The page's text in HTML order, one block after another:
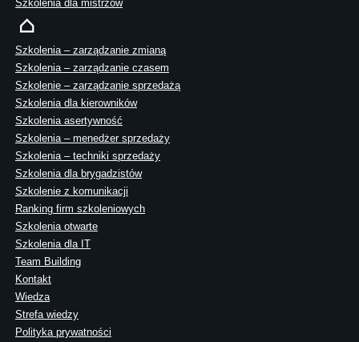
Szkolenia dla mistrzów
Szkolenia – zarządzanie zmianą
Szkolenia – zarządzanie czasem
Szkolenie – zarządzanie sprzedażą
Szkolenia dla kierowników
Szkolenia asertywność
Szkolenia – menedżer sprzedaży
Szkolenia – techniki sprzedaży
Szkolenia dla brygadzistów
Szkolenie z komunikacji
Ranking firm szkoleniowych
Szkolenia otwarte
Szkolenia dla IT
Team Building
Kontakt
Wiedza
Strefa wiedzy
Polityka prywatności